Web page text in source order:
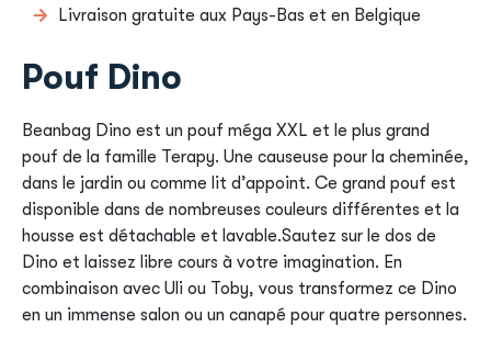
Livraison gratuite aux Pays-Bas et en Belgique
Pouf Dino
Beanbag Dino est un pouf méga XXL et le plus grand
pouf de la famille Terapy. Une causeuse pour la cheminée,
dans le jardin ou comme lit d’appoint. Ce grand pouf est
disponible dans de nombreuses couleurs différentes et la
housse est détachable et lavable.Sautez sur le dos de
Dino et laissez libre cours à votre imagination. En
combinaison avec Uli ou Toby, vous transformez ce Dino
en un immense salon ou un canapé pour quatre personnes.